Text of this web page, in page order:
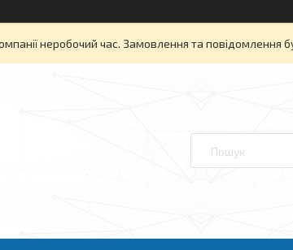
неробочий час. Замовлення та повідомлення